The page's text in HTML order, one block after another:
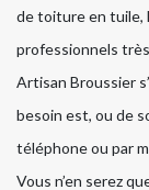
de toiture en tuile,
professionnels
Artisan Broussier
besoin est, ou de
téléphone ou par
Vous n’en serez